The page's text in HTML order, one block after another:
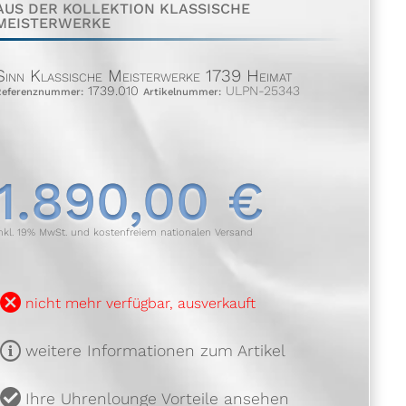
DER KOLLEKTION KLASSISCHE
Klassische Meisterwerke 1739 Heimat
1739.010 Artikelnummer:ULPN-25343
€
19% MwSt. und kostenfreiem nationalen Versand
nicht mehr verfügbar, ausverkauft
weitere Informationen zum Artikel
Ihre Uhrenlounge Vorteile ansehen